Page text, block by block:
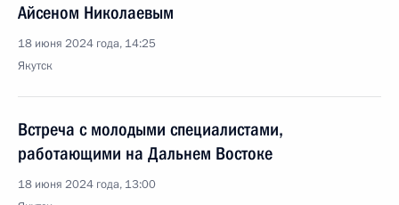
Айсеном Николаевым
18 июня 2024 года, 14:25
Якутск
Встреча с молодыми специалистами,
работающими на Дальнем Востоке
18 июня 2024 года, 13:00